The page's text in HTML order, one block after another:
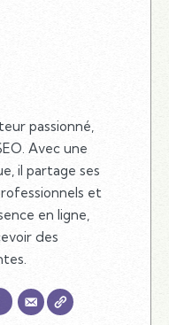
passionné,
Avec une
il partage ses
et
en ligne,
des